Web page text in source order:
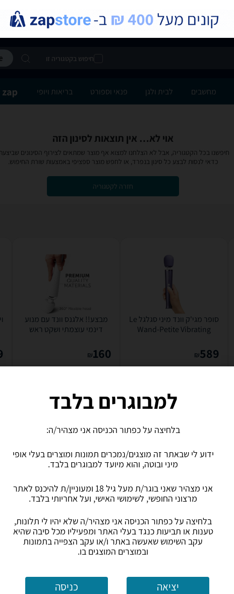
חיפוש בקטגוריה זו
מחשבים לבית ולגן פנאי וספורט בריאות ויופי
אוי לא… אין תוצאות לסינון הזה
חיפשנו בכל הקטגוריה, אבל לא הצלחנו למצוא אף מוצר שמתאים לצירוף הסינונים
כדאי לנסות לבצע כל סינון בנפרד, או לחפש מוצר ספציפי באמצעות שורת החיפוש.
חזרה לקטגוריה
סופר מגי'ק וונד מיני סגלגל Le
Wand-Petite Vibrating
Wand - המסאג'ר...589
₪
מבצע!! אלגנס וונד עם מנוע
דינמי עוצמתי ושקט ראש
Powerful Wand...160
₪
דילדו בובות מין קוקרינג - טבעות לשמירת הזיקפה איברי גוף נשיים
למבוגרים בלבד
בלחיצה על כפתור הכניסה אני מצהיר/ה:
ידוע לי שבאתר זה מוצגים/נמכרים תמונות ומוצרים בעלי אופי
מיני ובוטה, והוא מיועד למבוגרים בלבד.
אני מצהיר שאני בוגר/ת מעל גיל 18 ומעוניין/ת להיכנס לאתר
מרצוני החופשי, לשימושי האישי, ועל אחריותי בלבד.
בלחיצה על כפתור הכניסה אני מצהיר/ה שלא יהיו לי תלונות,
טענות או תביעות כנגד בעלי האתר ומפעיליו מכל סיבה שהיא
עקב השימוש שאעשה באתר ו/או עקב הצפייה בתמונות
ובמוצרים המוצגים בו.
יציאה כניסה